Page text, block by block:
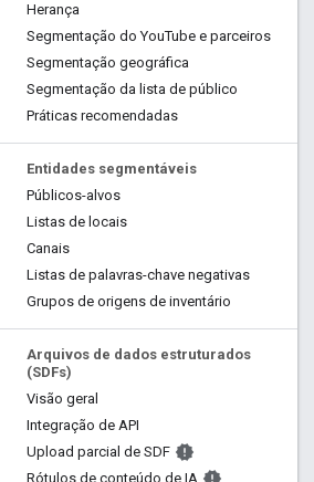
Herança
Segmentação do YouTube e parceiros
Segmentação geográfica
Segmentação da lista de público
Práticas recomendadas
Entidades segmentáveis
Públicos-alvos
Listas de locais
Canais
Listas de palavras-chave negativas
Grupos de origens de inventário
Arquivos de dados estruturados
(SDFs)
Visão geral
Integração de API
Upload parcial de SDF
Rótulos de conteúdo de IA